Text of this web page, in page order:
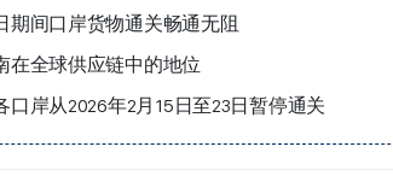
期间口岸货物通关畅通无阻
在全球供应链中的地位
口岸从2026年2月15日至23日暂停通关